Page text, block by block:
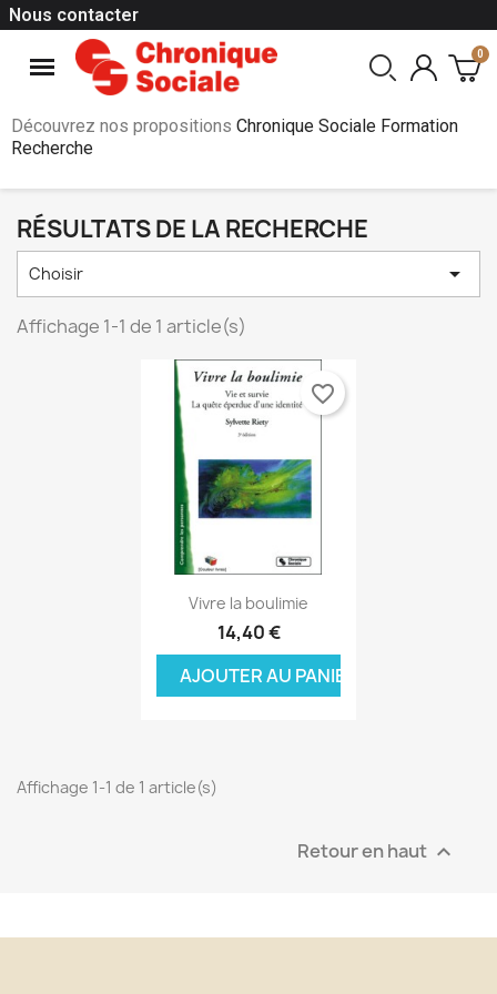
Nous contacter
Découvrez nos propositions Chronique Sociale Formation
Recherche
RÉSULTATS DE LA RECHERCHE
Choisir 
Affichage 1-1 de 1 article(s)
Aperçu rapide
Vivre la boulimie
14,40 €
AJOUTER AU PANIER
favorite_border
Affichage 1-1 de 1 article(s)
Retour en haut 